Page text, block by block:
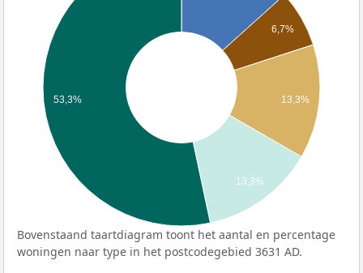
6,7%
13,3%
13,3%
53,3%
Bovenstaand taartdiagram toont het aantal en percentage
woningen naar type in het postcodegebied 3631 AD.